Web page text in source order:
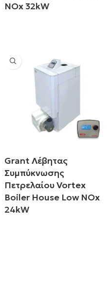
NOx 32kW
Grant Λέβητας
Συμπύκνωσης
Πετρελαίου Vortex
Boiler House Low NOx
24kW